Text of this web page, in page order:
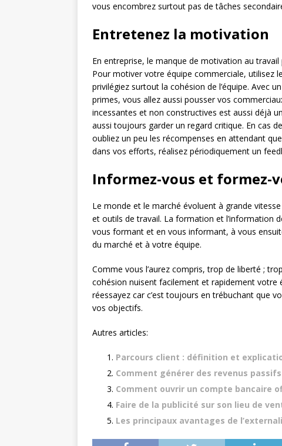
vous encombrez surtout pas de tâches
Entretenez la motivation
En entreprise, le manque de motivation au
Pour motiver votre équipe commerciale, utilisez
privilégiez surtout la cohésion de l’équipe. Avec
primes, vous allez aussi pousser vos
incessantes et non constructives est aussi déjà
aussi toujours garder un regard critique. En cas
oubliez un peu les récompenses en attendant
dans vos efforts, réalisez périodiquement un
Informez-vous et formez-
Le monde et le marché évoluent à grande
et outils de travail. La formation et l’information
vous formant et en vous informant, à vous
du marché et à votre équipe.
Comme vous l’aurez compris, trop de liberté ;
cohésion nuisent facilement et rapidement votre
réessayez car c’est toujours en trébuchant que
vos objectifs.
Autres articles:
Parcours client : définition et
Comment générer des revenus
Comment ouvrir un compte bancaire
Faire de la publicité sur son lieu de
Les principaux avantages de